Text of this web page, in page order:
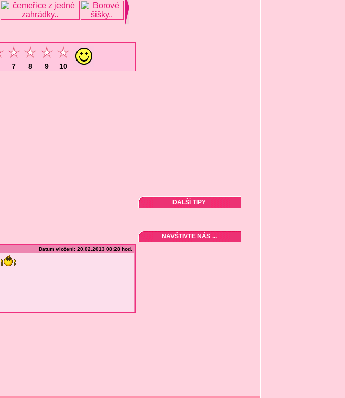
7 8 9 10
Datum vložení: 20.02.2013 08:28 hod.
DALŠÍ TIPY
NAVŠTIVTE NÁS ...